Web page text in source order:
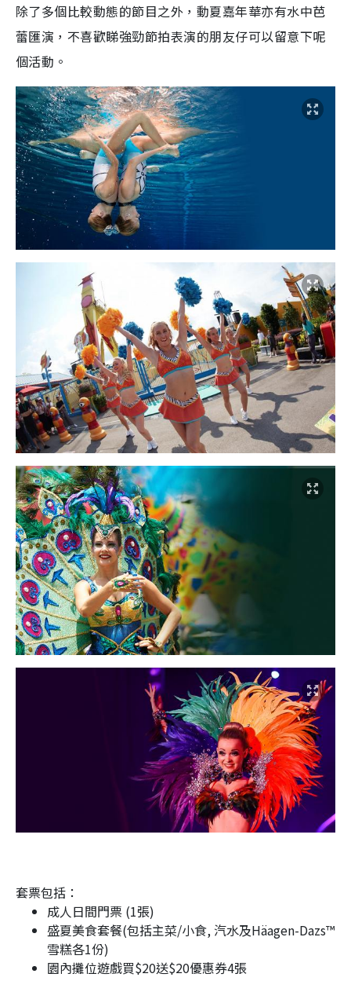
除了多個比較動態的節目之外， 動夏嘉年華亦有水中芭
蕾匯演，不喜歡睇強勁節拍表演的朋友仔可以留意下呢
個活動。
套票包括：
成人日間門票 (1張)
盛夏美食套餐(包括主菜/小食, 汽水及Häagen-Dazs™
雪糕各1份)
園內攤位遊戲買$20送$20優惠券4張